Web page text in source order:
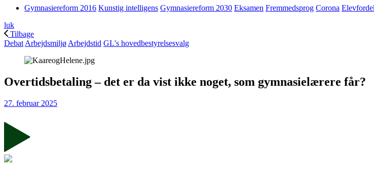
Gymnasiereform 2016 Kunstig intelligens Gymnasiereform 2030 Eksamen Fremmedsprog Corona
luk
Tilbage
Debat Arbejdsmiljø Arbejdstid GL's hovedbestyrelsesvalg
Overtidsbetaling – det er da vist ikke noget, som gymnasielærere får?
27. februar 2025